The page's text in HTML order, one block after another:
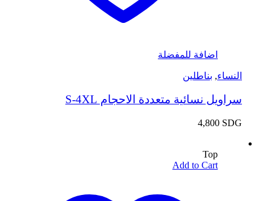
اضافة للمفضلة
النساء, بناطلين
سراويل نسائية متعددة الاحجام S-4XL
4,800 SDG
Top
Add to Cart